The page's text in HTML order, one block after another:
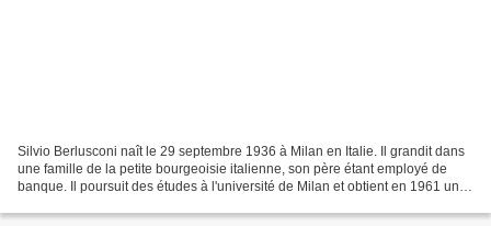
Silvio Berlusconi naît le 29 septembre 1936 à Milan en Italie. Il grandit dans
une famille de la petite bourgeoisie italienne, son père étant employé de
banque. Il poursuit des études à l'université de Milan et obtient en 1961 une